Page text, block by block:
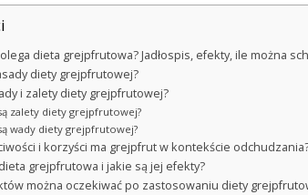
dieta grejpfrutowa? Jadłospis, efekty, ile można
diety grejpfrutowej?
i zalety diety grejpfrutowej?
zalety diety grejpfrutowej?
wady diety grejpfrutowej?
i korzyści ma grejpfrut w kontekście
dieta grejpfrutowa i jakie są jej efekty?
można oczekiwać po zastosowaniu diety